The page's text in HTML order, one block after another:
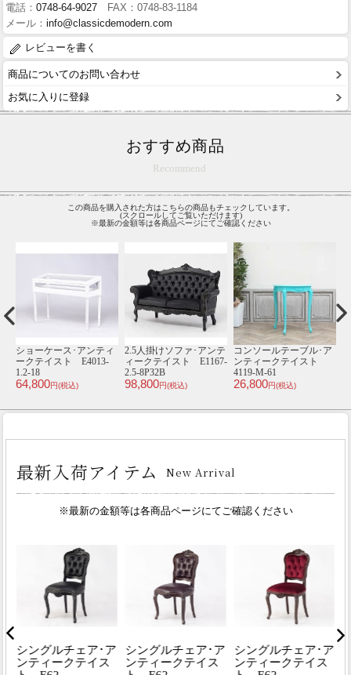
電話： 0748-64-9027 FAX：0748-83-1184
メール： info@classicdemodern.com
レビューを書く
商品についてのお問い合わせ
お気に入りに登録
おすすめ商品
Recommend
この商品を購入された方はこちらの商品もチェックしています。
(スクロールしてご覧いただけます)
※最新の金額等は各商品ページにてご確認ください
ショーケース･アンティ
ークテイスト E4013-
1.2-18
64,800円(税込)
2.5人掛けソファ･アンテ
ィークテイスト E1167-
2.5-8P32B
98,800円(税込)
コンソールテーブル･ア
ンティークテイスト
4119-M-61
26,800円(税込)